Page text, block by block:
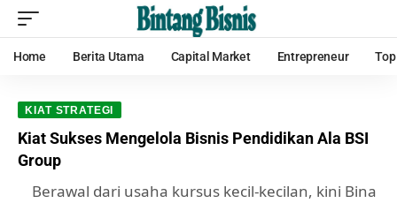
Home Berita Utama Capital Market Entrepreneur
KIAT STRATEGI
Kiat Sukses Mengelola Bisnis Pendidikan Ala BSI
Group
Berawal dari usaha kursus kecil-kecilan, kini Bina